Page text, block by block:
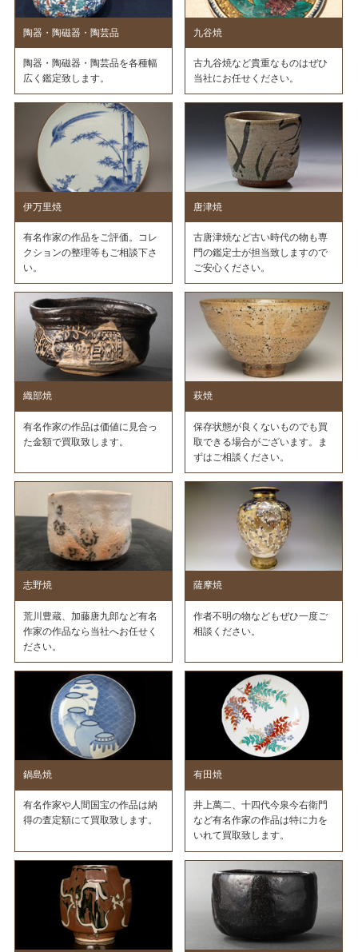
陶器・陶磁器・陶芸品
陶器・陶磁器・陶芸品を各種幅
広く鑑定致します。
九谷焼
古九谷焼など貴重なものはぜひ
当社にお任せください。
伊万里焼
有名作家の作品をご評価。コレ
クションの整理等もご相談下さ
い。
唐津焼
古唐津焼など古い時代の物も専
門の鑑定士が担当致しますので
ご安心ください。
織部焼
有名作家の作品は価値に見合っ
た金額で買取致します。
萩焼
保存状態が良くないものでも買
取できる場合がございます。ま
ずはご相談ください。
志野焼
荒川豊蔵、加藤唐九郎など有名
作家の作品なら当社へお任せく
ださい。
薩摩焼
作者不明の物などもぜひ一度ご
相談ください。
鍋島焼
有名作家や人間国宝の作品は納
得の査定額にて買取致します。
有田焼
井上萬二、十四代今泉今右衛門
など有名作家の作品は特に力を
いれて買取致します。